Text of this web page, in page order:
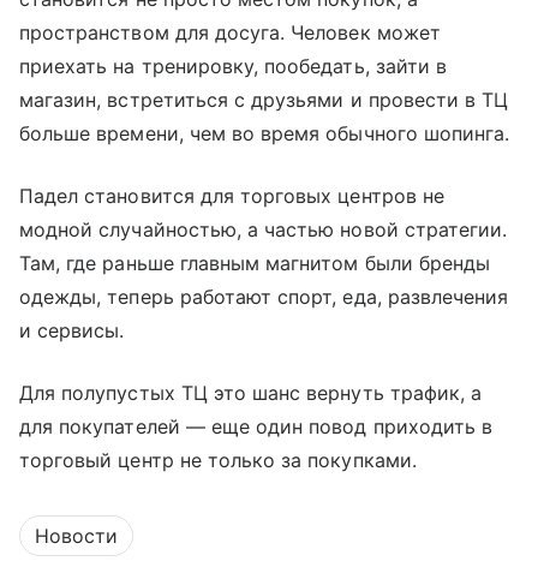
пространством для досуга. Человек может
приехать на тренировку, пообедать, зайти в
магазин, встретиться с друзьями и провести в ТЦ
больше времени, чем во время обычного шопинга.
Падел становится для торговых центров не
модной случайностью, а частью новой стратегии.
Там, где раньше главным магнитом были бренды
одежды, теперь работают спорт, еда, развлечения
и сервисы.
Для полупустых ТЦ это шанс вернуть трафик, а
для покупателей — еще один повод приходить в
торговый центр не только за покупками.
Новости